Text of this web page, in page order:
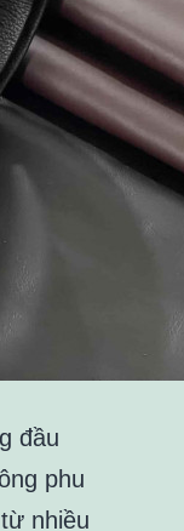
đầu
phu
nhiều